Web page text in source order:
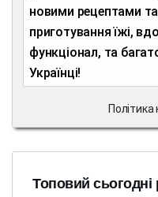
новими рецептами
приготування їжі,
функціонал, та
Українці!
Політика
Топовий сьогодні